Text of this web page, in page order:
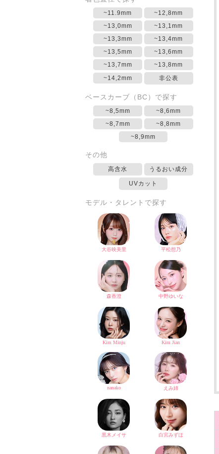
~11.9mm
~12,8mm
~13,0mm
~13,1mm
~13,3mm
~13,4mm
~13,5mm
~13,6mm
~13,7mm
~13,8mm
~14,2mm
非公表
ベースカーブ（BC）で探す
~8,5mm
~8,6mm
~8,7mm
~8,8mm
~8,9mm
その他
高含水 うるおい成分
UVカット
モデル・タレントで探す